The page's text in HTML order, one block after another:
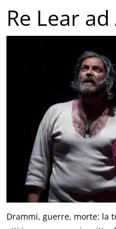
Re Lear
Drammi, guerre, morte: la